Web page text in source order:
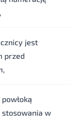
jest
przed
w